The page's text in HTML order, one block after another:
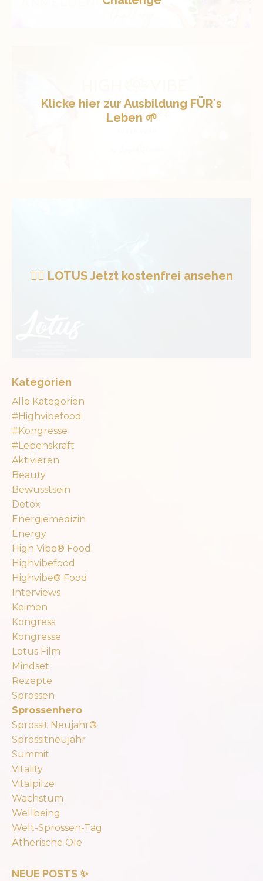
Klicke hier zur Ausbildung FÜR´s
Leben 🌱
🧜‍♀️ LOTUS Jetzt kostenfrei ansehen
Kategorien
Alle Kategorien
#highvibefood
#kongresse
#lebenskraft
Aktivieren
Beauty
Bewusstsein
Detox
Energiemedizin
Energy
High Vibe® Food
Highvibefood
Highvibe® Food
Interviews
Keimen
Kongress
Kongresse
Lotus Film
Mindset
Rezepte
Sprossen
Sprossenhero
Sprossit Neujahr®
Sprossitneujahr
Summit
Vitality
Vitalpilze
Wachstum
Wellbeing
Welt-Sprossen-Tag
Ätherische Öle
NEUE POSTS ✨